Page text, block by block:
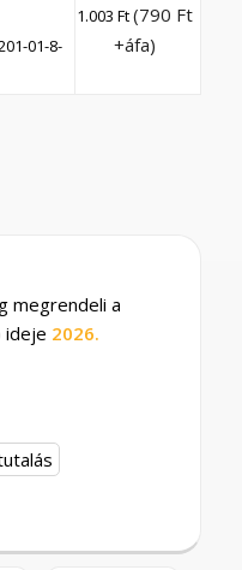
01-8-
1.003Ft(790 Ft
+áfa)
megrendeli a
ideje 2026.